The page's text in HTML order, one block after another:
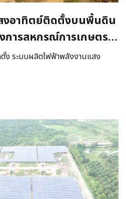
งอาทิตย์ติดตั้งบนพื้นดิน
การสหกรณ์การเกษตร
ง ระบบผลิตไฟฟ้าพลังงานแสง